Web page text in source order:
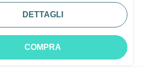
DETTAGLI
COMPRA